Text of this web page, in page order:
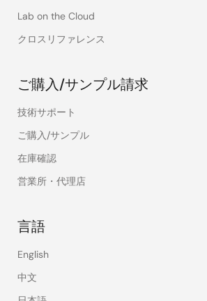
Lab on the Cloud
クロスリファレンス
ご購入/サンプル請求
技術サポート
ご購入/サンプル
在庫確認
営業所・代理店
言語
English
中文